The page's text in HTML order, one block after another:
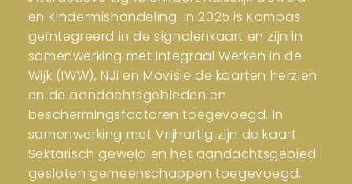
en Kindermishandeling. In 2025 is Kompas
geïntegreerd in de signalenkaart en zijn in
samenwerking met Integraal Werken in de
Wijk (IWW), NJi en Movisie de kaarten herzien
en de aandachtsgebieden en
beschermingsfactoren toegevoegd. In
samenwerking met Vrijhartig zijn de kaart
Sektarisch geweld en het aandachtsgebied
gesloten gemeenschappen toegevoegd.